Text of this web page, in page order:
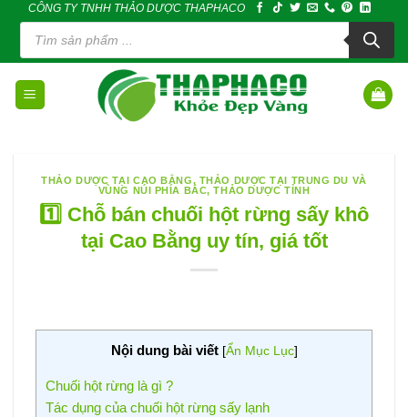
content
CÔNG TY TNHH THẢO DƯỢC THAPHACO
Tìm
kiếm
phẩm
THẢO DƯỢC TẠI CAO BẰNG, THẢO DƯỢC TẠI TRUNG DU VÀ
VÙNG NÚI PHÍA BẮC,THẢO DƯỢC TỈNH
1️⃣ Chỗ bán chuối hột rừng sấy khô
tại Cao Bằng uy tín, giá tốt
Nội dung bài viết [Ẩn Mục Lục]
Chuối hột rừng là gì ?
Tác dụng của chuối hột rừng sấy lạnh